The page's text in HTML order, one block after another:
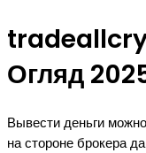
Огляд
Вывести деньги
на стороне брокера